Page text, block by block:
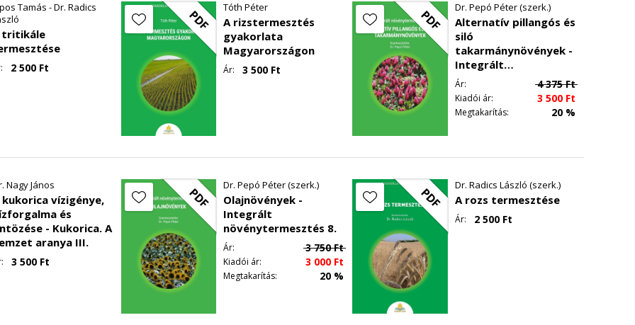
Tamás - Dr. Radics
tritikále
2 500 Ft
PDF Tóth Péter
A rizstermesztés
gyakorlata
Magyarországon
Ár: 3 500 Ft
PDF Dr. Pepó Péter (szerk.)
Alternatív pillangós és
siló
takarmánynövények -
Integrált
növénytermesztés 17.
Ár: 4 375Ft
Kiadói ár: 3 500Ft
Megtakarítás: 20 %
Nagy János
kukorica vízigénye,
és
- Kukorica. A
aranya III.
3 500Ft
PDF Dr. Pepó Péter (szerk.)
Olajnövények -
Integrált
növénytermesztés 8.
Ár: 3 750Ft
Kiadói ár: 3 000 Ft
Megtakarítás: 20 %
PDF Dr. Radics László (szerk.)
A rozs termesztése
Ár: 2 500Ft